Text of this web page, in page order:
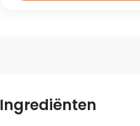
Ingrediënten